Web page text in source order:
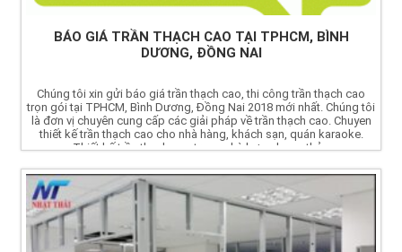
BÁO GIÁ TRẦN THẠCH CAO TẠI TPHCM, BÌNH
DƯƠNG, ĐỒNG NAI
Chúng tôi xin gửi báo giá trần thạch cao, thi công trần thạch cao
trọn gói tại TPHCM, Bình Dương, Đồng Nai 2018 mới nhất. Chúng tôi
là đơn vị chuyên cung cấp các giải pháp về trần thạch cao. Chuyen
thiết kế trần thạch cao cho nhà hàng, khách sạn, quán karaoke.
Thiết kế trần thạch cao trong nhà hợp phong thủy.